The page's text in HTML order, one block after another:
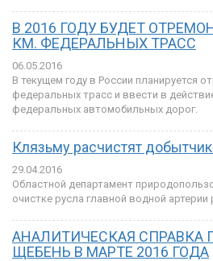
В 2016 ГОДУ БУДЕТ
КМ. ФЕДЕРАЛЬНЫХ ТРАСС
06.05.2016
В текущем году в России планируется
федеральных трасс и ввести в
федеральных автомобильных дорог.
Клязьму расчистят
29.04.2016
Областной департамент
очистке русла главной водной артерии
АНАЛИТИЧЕСКАЯ СПРАВКА
ЩЕБЕНЬ В МАРТЕ 2016 ГОДА